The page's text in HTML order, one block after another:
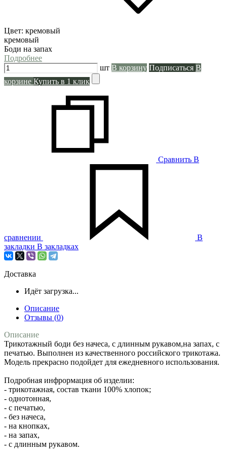
Цвет: кремовый
кремовый
Боди на запах
Подробнее
шт В корзину Подписаться В
корзине Купить в 1 клик
Сравнить В
сравнении
В
закладки В закладках
Доставка
Идёт загрузка...
Описание
Отзывы (0)
Описание
Трикотажный боди без начеса, с длинным рукавом,на запах, с
печатью. Выполнен из качественного российского трикотажа.
Модель прекрасно подойдет для ежедневного использования.
Подробная инфрормация об изделии:
- трикотажная, состав ткани 100% хлопок;
- однотонная,
- с печатью,
- без начеса,
- на кнопках,
- на запах,
- с длинным рукавом.